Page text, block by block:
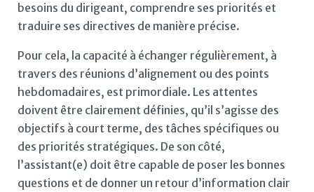
besoins du dirigeant, comprendre ses priorités et
traduire ses directives de manière précise.
Pour cela, la capacité à échanger régulièrement, à
travers des réunions d’alignement ou des points
hebdomadaires, est primordiale. Les attentes
doivent être clairement définies, qu’il s’agisse des
objectifs à court terme, des tâches spécifiques ou
des priorités stratégiques. De son côté,
l’assistant(e) doit être capable de poser les bonnes
questions et de donner un retour d’information clair